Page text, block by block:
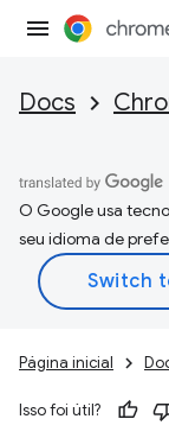
Docs
O Google usa
seu idioma de
Página inicial
Isso foi útil?